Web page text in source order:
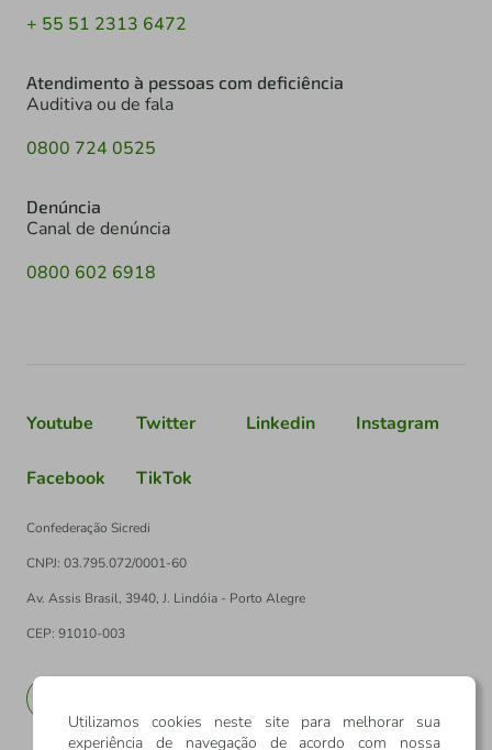
+ 55 51 2313 6472
Atendimento à pessoas com deficiência
Auditiva ou de fala
0800 724 0525
Denúncia
Canal de denúncia
0800 602 6918
Youtube Twitter Linkedin Instagram
Facebook TikTok
Confederação Sicredi
CNPJ: 03.795.072/0001-60
Av. Assis Brasil, 3940, J. Lindóia - Porto Alegre
CEP: 91010-003
Utilizamos cookies neste site para melhorar sua
experiência de navegação de acordo com nossa